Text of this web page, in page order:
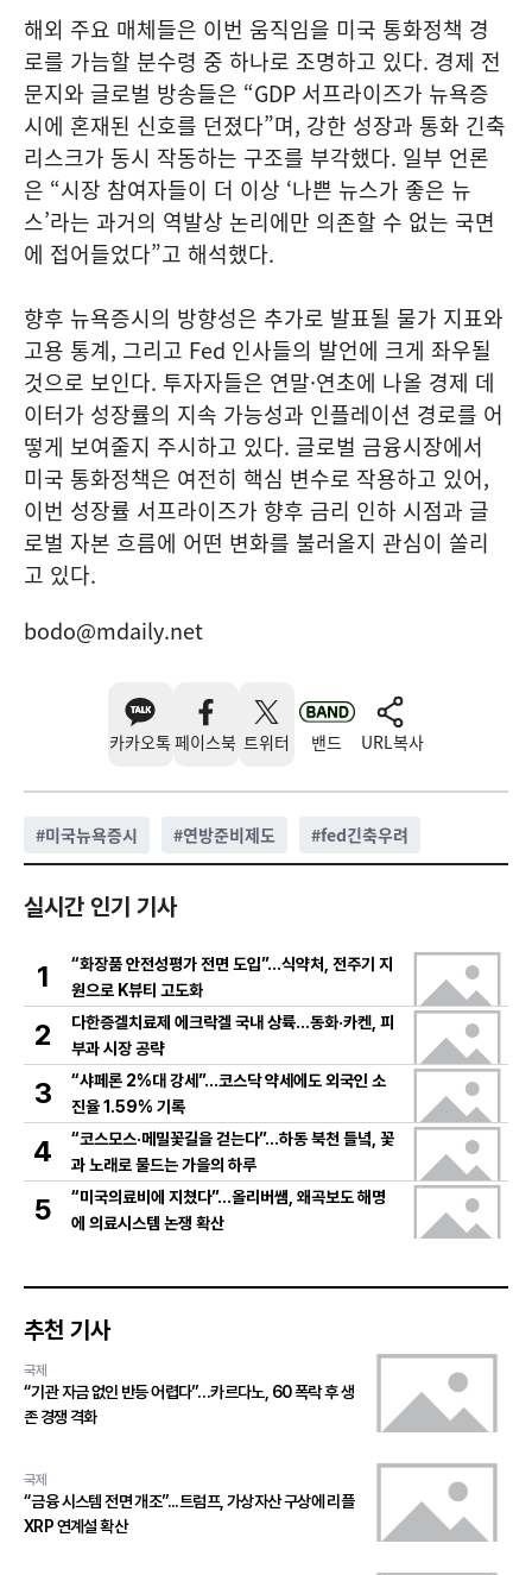
해외 주요 매체들은 이번 움직임을 미국 통화정책 경
로를 가늠할 분수령 중 하나로 조명하고 있다. 경제 전
문지와 글로벌 방송들은 “GDP 서프라이즈가 뉴욕증
시에 혼재된 신호를 던졌다”며, 강한 성장과 통화 긴축
리스크가 동시 작동하는 구조를 부각했다. 일부 언론
은 “시장 참여자들이 더 이상 ‘나쁜 뉴스가 좋은 뉴
스’라는 과거의 역발상 논리에만 의존할 수 없는 국면
에 접어들었다”고 해석했다.
향후 뉴욕증시의 방향성은 추가로 발표될 물가 지표와
고용 통계, 그리고 Fed 인사들의 발언에 크게 좌우될
것으로 보인다. 투자자들은 연말·연초에 나올 경제 데
이터가 성장률의 지속 가능성과 인플레이션 경로를 어
떻게 보여줄지 주시하고 있다. 글로벌 금융시장에서
미국 통화정책은 여전히 핵심 변수로 작용하고 있어,
이번 성장률 서프라이즈가 향후 금리 인하 시점과 글
로벌 자본 흐름에 어떤 변화를 불러올지 관심이 쏠리
고 있다.
bodo@mdaily.net
카카오톡 페이스북 트위터 밴드 URL복사
#미국뉴욕증시 #연방준비제도 #fed긴축우려
실시간 인기 기사
1
“화장품 안전성평가 전면 도입”…식약처, 전주기 지
원으로 K뷰티 고도화
2
다한증겔치료제 에크락겔 국내 상륙…동화·카켄, 피
부과 시장 공략
3
“샤페론 2%대 강세”…코스닥 약세에도 외국인 소
진율 1.59% 기록
4
“코스모스·메밀꽃길을 걷는다”…하동 북천 들녘, 꽃
과 노래로 물드는 가을의 하루
5
“미국의료비에 지쳤다”…올리버쌤, 왜곡보도 해명
에 의료시스템 논쟁 확산
추천 기사
국제
“기관 자금 없인 반등 어렵다”…카르다노, 60 폭락 후 생
존 경쟁 격화
국제
“금융 시스템 전면 개조”...트럼프, 가상자산 구상에 리플
XRP 연계설 확산